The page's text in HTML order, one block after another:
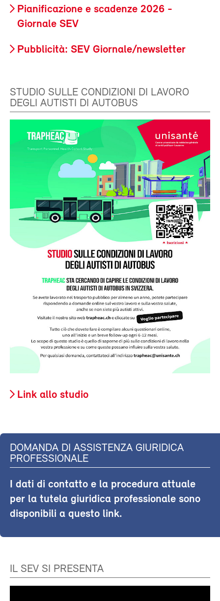
Pianificazione e scadenze 2026 -
Giornale SEV
Pubblicità: SEV Giornale/newsletter
STUDIO SULLE CONDIZIONI DI LAVORO
DEGLI AUTISTI DI AUTOBUS
Link allo studio
DOMANDA DI ASSISTENZA GIURIDICA
PROFESSIONALE
I dati di contatto e la procedura attuale
per la tutela giuridica professionale sono
disponibili a questo link.
IL SEV SI PRESENTA